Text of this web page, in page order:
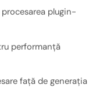
plugin-
performanță
față de generația